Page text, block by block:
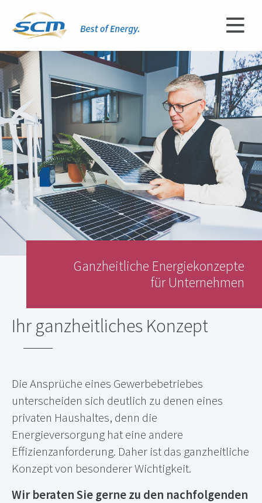
Ganzheitliche Energiekonzepte
für Unternehmen
Ihr ganzheitliches Konzept
Die Ansprüche eines Gewerbebetriebes
unterscheiden sich deutlich zu denen eines
privaten Haushaltes, denn die
Energieversorgung hat eine andere
Effizienzanforderung. Daher ist das ganzheitliche
Konzept von besonderer Wichtigkeit.
Wir beraten Sie gerne zu den nachfolgenden